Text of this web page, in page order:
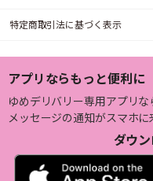
特定商取引法に基づく表示
アプリならもっと便利に
ゆめデリバリー専用アプリな
メッセージの通知がスマホに
ダウ